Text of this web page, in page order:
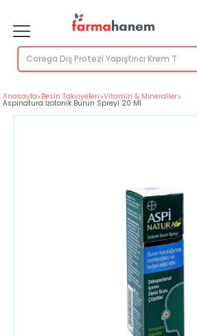
Anasayfa>Besin Takviyeleri>Vitamin & Mineraller>
Aspinatura İzotonik Burun Spreyi 20 Ml